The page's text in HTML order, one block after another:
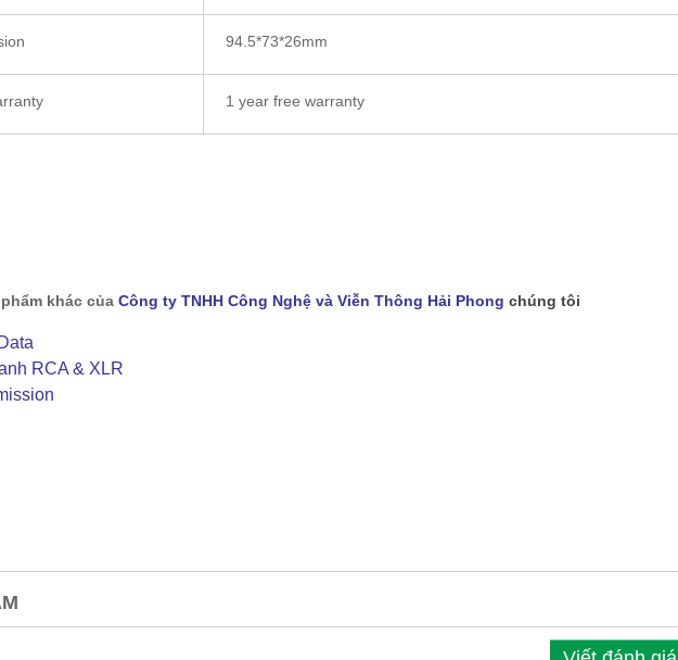
94.5*73*26mm
1 year free warranty
khác của Công ty TNHH Công Nghệ và Viễn Thông Hải Phong chúng tôi
RCA & XLR